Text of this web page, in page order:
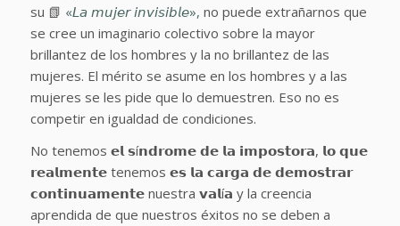
su 📗 «𝘓𝘢 𝘮𝘶𝘫𝘦𝘳 𝘪𝘯𝘷𝘪𝘴𝘪𝘣𝘭𝘦», no puede extrañarnos que
se cree un imaginario colectivo sobre la mayor
brillantez de los hombres y la no brillantez de las
mujeres. El mérito se asume en los hombres y a las
mujeres se les pide que lo demuestren. Eso no es
competir en igualdad de condiciones.
No tenemos 𝗲𝗹 𝘀í𝗻𝗱𝗿𝗼𝗺𝗲 𝗱𝗲 𝗹𝗮 𝗶𝗺𝗽𝗼𝘀𝘁𝗼𝗿𝗮, 𝗹𝗼 𝗾𝘂𝗲
𝗿𝗲𝗮𝗹𝗺𝗲𝗻𝘁𝗲 tenemos 𝗲𝘀 𝗹𝗮 𝗰𝗮𝗿𝗴𝗮 𝗱𝗲 𝗱𝗲𝗺𝗼𝘀𝘁𝗿𝗮𝗿
𝗰𝗼𝗻𝘁𝗶𝗻𝘂𝗮𝗺𝗲𝗻𝘁𝗲 nuestra 𝘃𝗮𝗹í𝗮 y la creencia
aprendida de que nuestros éxitos no se deben a